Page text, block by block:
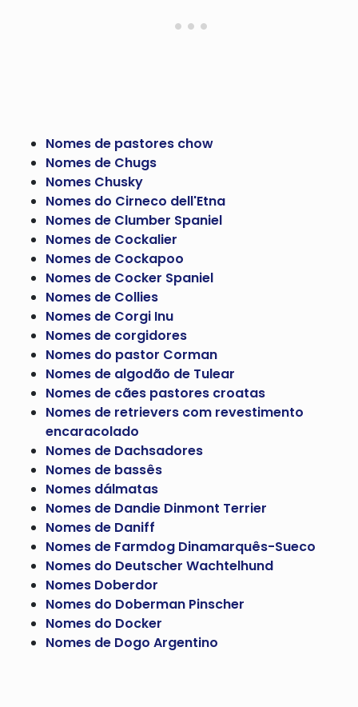
Nomes de pastores chow
Nomes de Chugs
Nomes Chusky
Nomes do Cirneco dell'Etna
Nomes de Clumber Spaniel
Nomes de Cockalier
Nomes de Cockapoo
Nomes de Cocker Spaniel
Nomes de Collies
Nomes de Corgi Inu
Nomes de corgidores
Nomes do pastor Corman
Nomes de algodão de Tulear
Nomes de cães pastores croatas
Nomes de retrievers com revestimento
encaracolado
Nomes de Dachsadores
Nomes de bassês
Nomes dálmatas
Nomes de Dandie Dinmont Terrier
Nomes de Daniff
Nomes de Farmdog Dinamarquês-Sueco
Nomes do Deutscher Wachtelhund
Nomes Doberdor
Nomes do Doberman Pinscher
Nomes do Docker
Nomes de Dogo Argentino